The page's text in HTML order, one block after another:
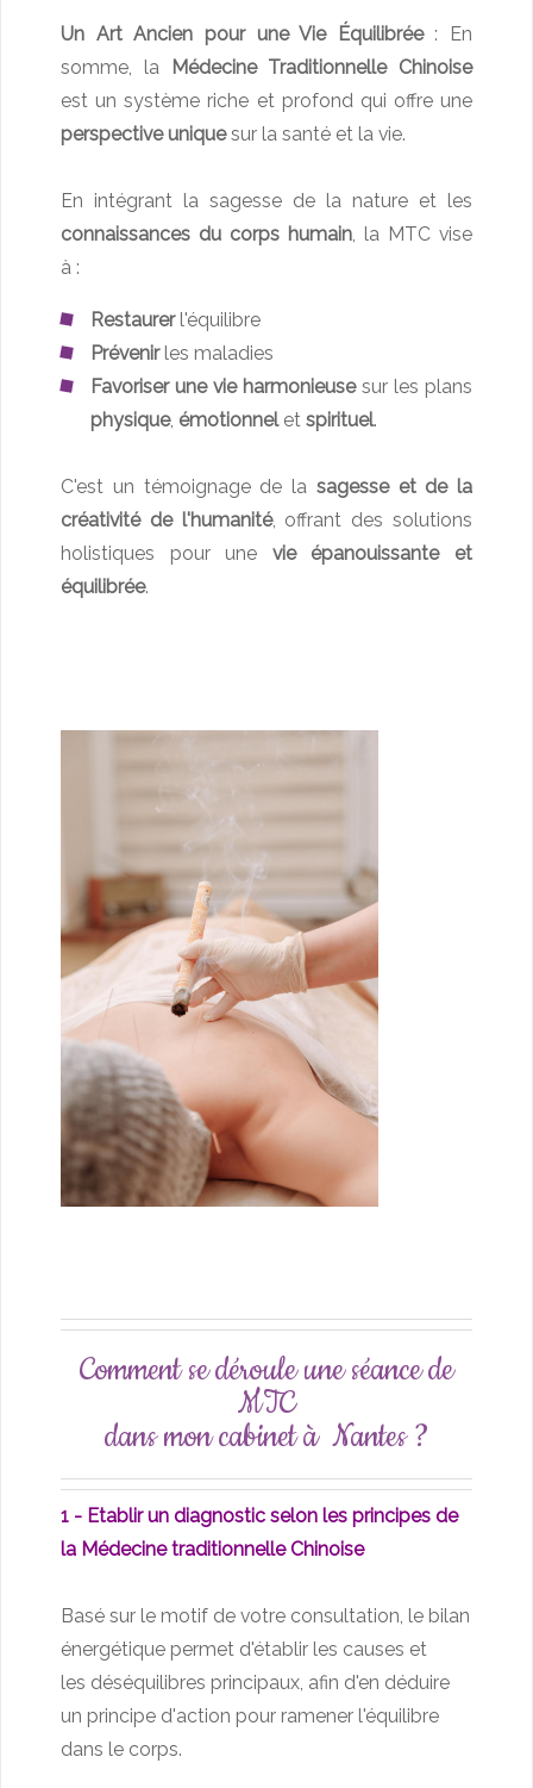
Un Art Ancien pour une Vie Équilibrée: En
somme, la
Médecine Traditionnelle Chinoise
est un système riche et profond qui offre une
perspective uniquesur la santé et la vie.
En intégrant la sagesse de la nature et les
connaissances du corps humain, la MTC vise
à :
Restaurer l'équilibre
Prévenirles maladies
Favoriser une vie harmonieusesur les plans
physique, émotionnelet spirituel.
C'est un témoignage de la sagesse et de la
créativité de l'humanité, offrant des solutions
holistiques pour une vie épanouissante et
équilibrée.
Comment se déroule une séance de
MTC
dans mon cabinet à Nantes ?
1 - Etablir un diagnostic selon les principes de
la Médecine traditionnelle Chinoise
Basé sur le motif de votre consultation, le bilan
énergétique permet d'établir les causes et
les déséquilibres principaux, afin d'en déduire
un principe d'action pour ramener l'équilibre
dans le corps.